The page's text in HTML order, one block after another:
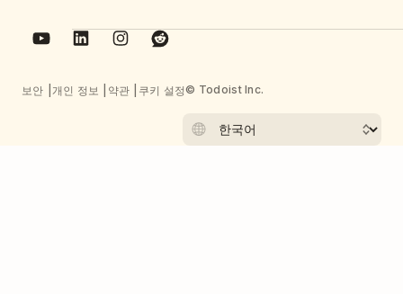
보안 개인 정보 약관 쿠키 설정© Todoist Inc.